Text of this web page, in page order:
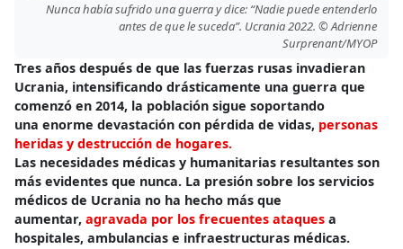
Nunca había sufrido una guerra y dice: “Nadie puede entenderlo
antes de que le suceda”. Ucrania 2022. © Adrienne
Surprenant/MYOP
Tres años después de que las fuerzas rusas invadieran
Ucrania, intensificando drásticamente una guerra que
comenzó en 2014, la población sigue soportando
una enorme devastación con pérdida de vidas, personas
heridas y destrucción de hogares.
Las necesidades médicas y humanitarias resultantes son
más evidentes que nunca. La presión sobre los servicios
médicos de Ucrania no ha hecho más que
aumentar, agravada por los frecuentes ataques a
hospitales, ambulancias e infraestructuras médicas.